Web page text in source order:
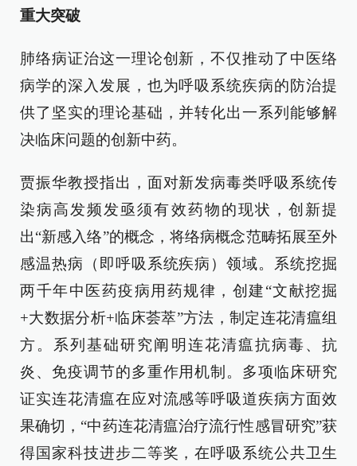
重大突破
肺络病证治这一理论创新，不仅推动了中医络
病学的深入发展，也为呼吸系统疾病的防治提
供了坚实的理论基础，并转化出一系列能够解
决临床问题的创新中药。
贾振华教授指出，面对新发病毒类呼吸系统传
染病高发频发亟须有效药物的现状，创新提
出“新感入络”的概念，将络病概念范畴拓展至外
感温热病（即呼吸系统疾病）领域。系统挖掘
两千年中医药疫病用药规律，创建“文献挖掘
+大数据分析+临床荟萃”方法，制定连花清瘟组
方。系列基础研究阐明连花清瘟抗病毒、抗
炎、免疫调节的多重作用机制。多项临床研究
证实连花清瘟在应对流感等呼吸道疾病方面效
果确切，“中药连花清瘟治疗流行性感冒研究”获
得国家科技进步二等奖，在呼吸系统公共卫生